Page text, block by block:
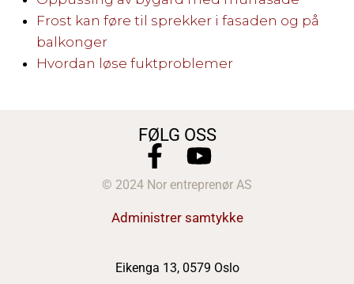
Frost kan føre til sprekker i fasaden og på
balkonger
Hvordan løse fuktproblemer
FØLG OSS
© 2024 Nor entreprenør AS
Administrer samtykke
Eikenga 13, 0579 Oslo